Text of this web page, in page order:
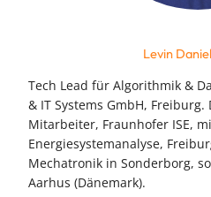
Levin
Tech Lead für Algorithmik &
& IT Systems GmbH,
Mitarbeiter, Fraunhofer ISE,
Energiesystemanalyse,
Mechatronik in Sonderborg,
Aarhus (Dänemark).